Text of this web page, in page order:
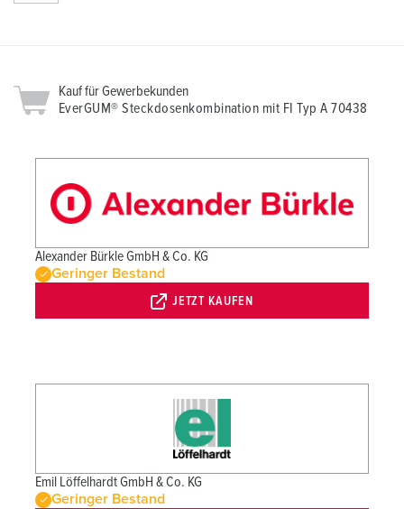
Kauf für Gewerbekunden
EverGUM® Steckdosenkombination mit FI Typ A 70438
Alexander Bürkle GmbH & Co. KG
Geringer Bestand
JETZT KAUFEN
Emil Löffelhardt GmbH & Co. KG
Geringer Bestand